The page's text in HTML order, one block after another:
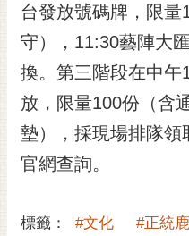
宣
告
市
交
通
置
台發放號碼牌，限
守），11:30藝陣大
換。第三階段在中午
放，限量100份（含
墊），採現場排隊領
官網查詢。
標籤： #文化 #正統